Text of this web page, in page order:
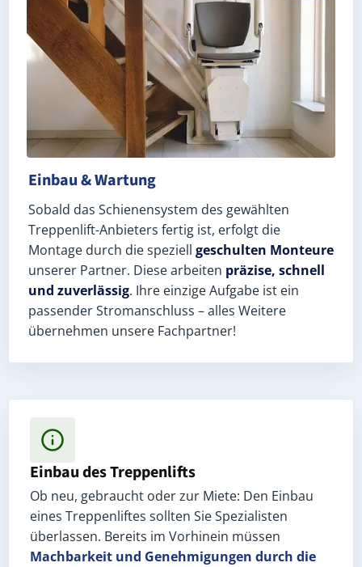
Einbau & Wartung
Sobald das Schienensystem des gewählten
Treppenlift-Anbieters fertig ist, erfolgt die
Montage durch die speziell geschulten Monteure
unserer Partner. Diese arbeiten präzise, schnell
und zuverlässig. Ihre einzige Aufgabe ist ein
passender Stromanschluss – alles Weitere
übernehmen unsere Fachpartner!
Einbau des Treppenlifts
Ob neu, gebraucht oder zur Miete: Den Einbau
eines Treppenliftes sollten Sie Spezialisten
überlassen. Bereits im Vorhinein müssen
Machbarkeit und Genehmigungen durch die